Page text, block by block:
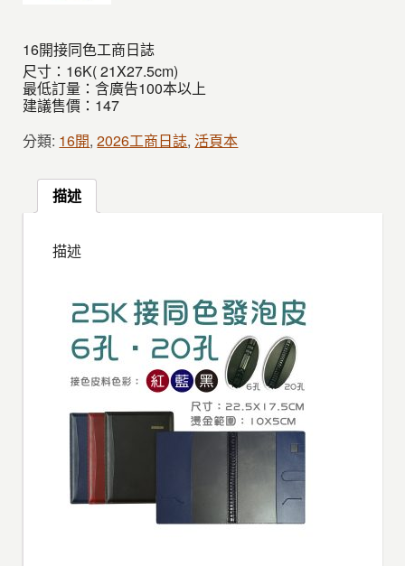
16開接同色工商日誌
尺寸：16K( 21X27.5cm)
最低訂量：含廣告100本以上
建議售價：147
分類: 16開,2026工商日誌,活頁本
描述
描述